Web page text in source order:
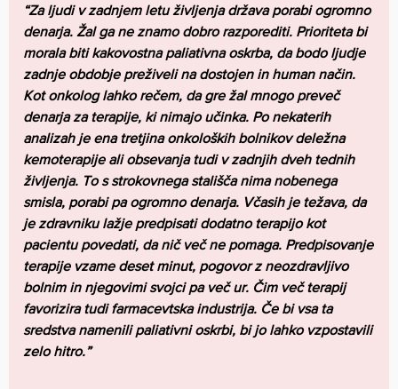
“Za ljudi v zadnjem letu življenja država porabi ogromno
denarja. Žal ga ne znamo dobro razporediti. Prioriteta bi
morala biti kakovostna paliativna oskrba, da bodo ljudje
zadnje obdobje preživeli na dostojen in human način.
Kot onkolog lahko rečem, da gre žal mnogo preveč
denarja za terapije, ki nimajo učinka. Po nekaterih
analizah je ena tretjina onkoloških bolnikov deležna
kemoterapije ali obsevanja tudi v zadnjih dveh tednih
življenja. To s strokovnega stališča nima nobenega
smisla, porabi pa ogromno denarja. Včasih je težava, da
je zdravniku lažje predpisati dodatno terapijo kot
pacientu povedati, da nič več ne pomaga. Predpisovanje
terapije vzame deset minut, pogovor z neozdravljivo
bolnim in njegovimi svojci pa več ur. Čim več terapij
favorizira tudi farmacevtska industrija. Če bi vsa ta
sredstva namenili paliativni oskrbi, bi jo lahko vzpostavili
zelo hitro.”